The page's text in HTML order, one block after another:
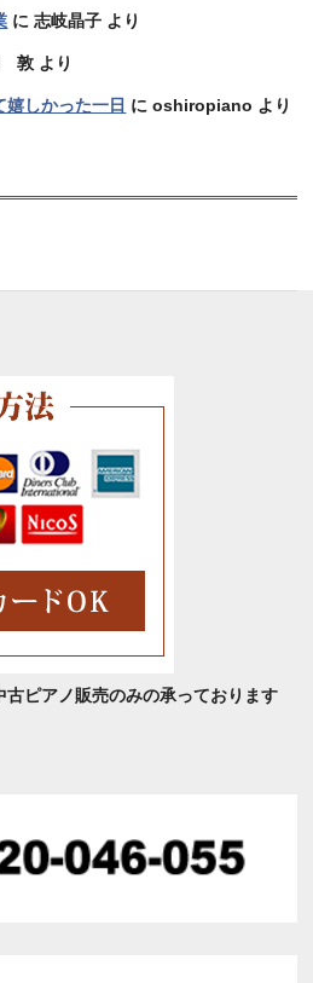
に志岐晶子 より
敦 より
しかった一日 にoshiropiano より
ピアノ販売のみの承っております